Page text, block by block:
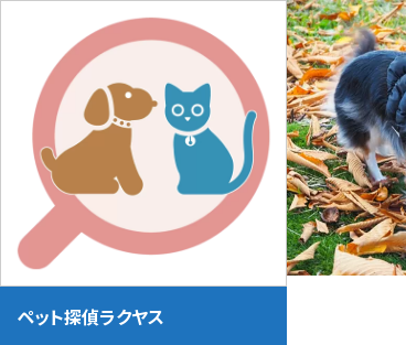
ペット探偵ラクヤス